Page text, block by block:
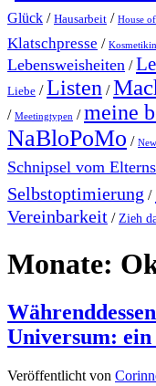
Glück / Hausarbeit / House
Klatschpresse /
Lebensweisheiten /
Liebe /Listen /
/ Meetingtypen /meine
NaBloPoMo /
Schnipsel vom
Selbstoptimierung /
Vereinbarkeit / Zieh
Monate:
Universum:
Veröffentlicht von